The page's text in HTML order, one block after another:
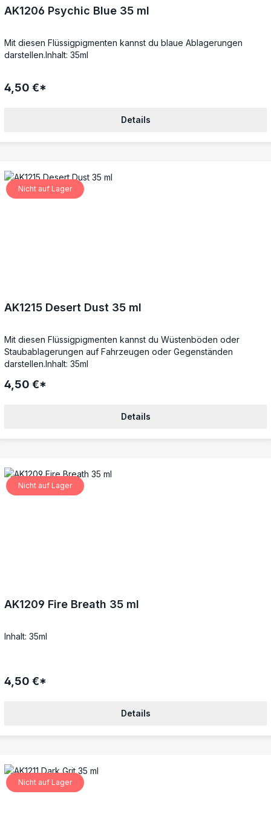
AK1206 Psychic Blue 35 ml
Mit diesen Flüssigpigmenten kannst du blaue Ablagerungen
darstellen.Inhalt: 35ml
4,50 €*
Details
Nicht auf Lager
AK1215 Desert Dust 35 ml
Mit diesen Flüssigpigmenten kannst du Wüstenböden oder
Staubablagerungen auf Fahrzeugen oder Gegenständen
darstellen.Inhalt: 35ml
4,50 €*
Details
Nicht auf Lager
AK1209 Fire Breath 35 ml
Inhalt: 35ml
4,50 €*
Details
Nicht auf Lager